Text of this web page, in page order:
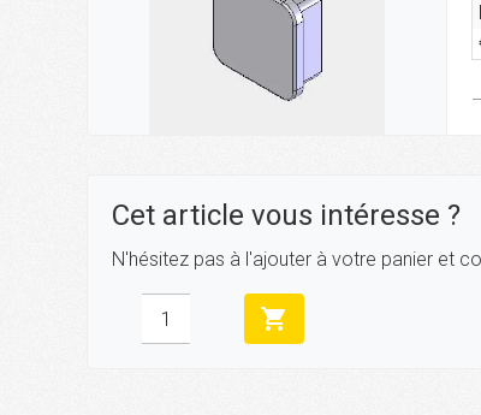
Cet article vous intéresse ?
N'hésitez pas à l'ajouter à votre panier et
shopping_cart